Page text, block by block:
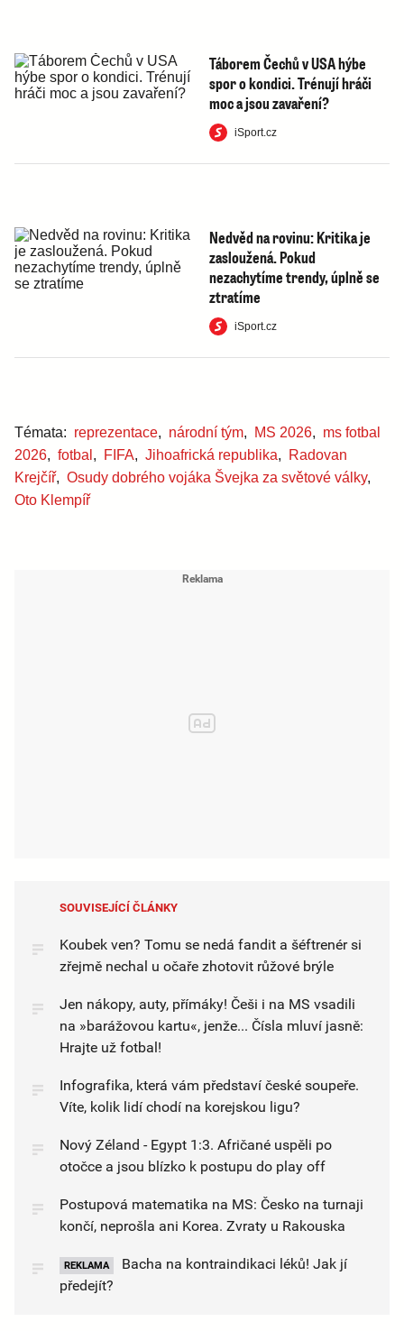
Táborem Čechů v USA hýbe
spor o kondici. Trénují hráči
moc a jsou zavaření?
iSport.cz
Nedvěd na rovinu: Kritika je
zasloužená. Pokud
nezachytíme trendy, úplně se
ztratíme
iSport.cz
Témata: reprezentace, národní tým, MS 2026, ms fotbal
2026, fotbal , FIFA, Jihoafrická republika,
Radovan
Krejčíř, Osudy dobrého vojáka Švejka za světové války,
Oto Klempíř
SOUVISEJÍCÍ ČLÁNKY
Koubek ven? Tomu se nedá fandit a šéftrenér si
zřejmě nechal u očaře zhotovit růžové brýle
Jen nákopy, auty, přímáky! Češi i na MS vsadili
na »barážovou kartu«, jenže... Čísla mluví jasně:
Hrajte už fotbal!
Infografika, která vám představí české soupeře.
Víte, kolik lidí chodí na korejskou ligu?
Nový Zéland - Egypt 1:3. Afričané uspěli po
otočce a jsou blízko k postupu do play off
Postupová matematika na MS: Česko na turnaji
končí, neprošla ani Korea. Zvraty u Rakouska
REKLAMA
Bacha na kontraindikaci léků! Jak jí
předejít?